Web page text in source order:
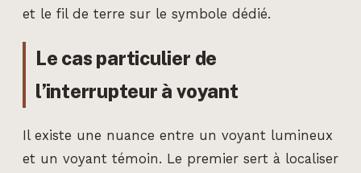
et le fil de terre sur le symbole dédié.
Le cas particulier de
l’interrupteur à voyant
Il existe une nuance entre un voyant lumineux
et un voyant témoin. Le premier sert à localiser